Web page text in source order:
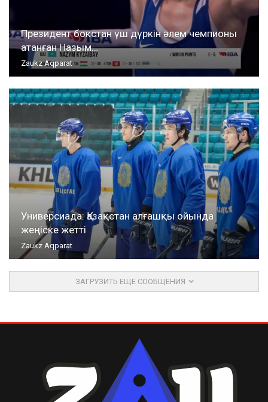
Президент бокстан үш дүркін әлем чемпионы
атанған Назым…
Zaukz Aqparat
Универсиада: Қазақстан алғашқы ойында
жеңіске жетті
Zaukz Aqparat
ЗАГРУЗИТЬ ЕЩЕ СООБЩЕНИЯ